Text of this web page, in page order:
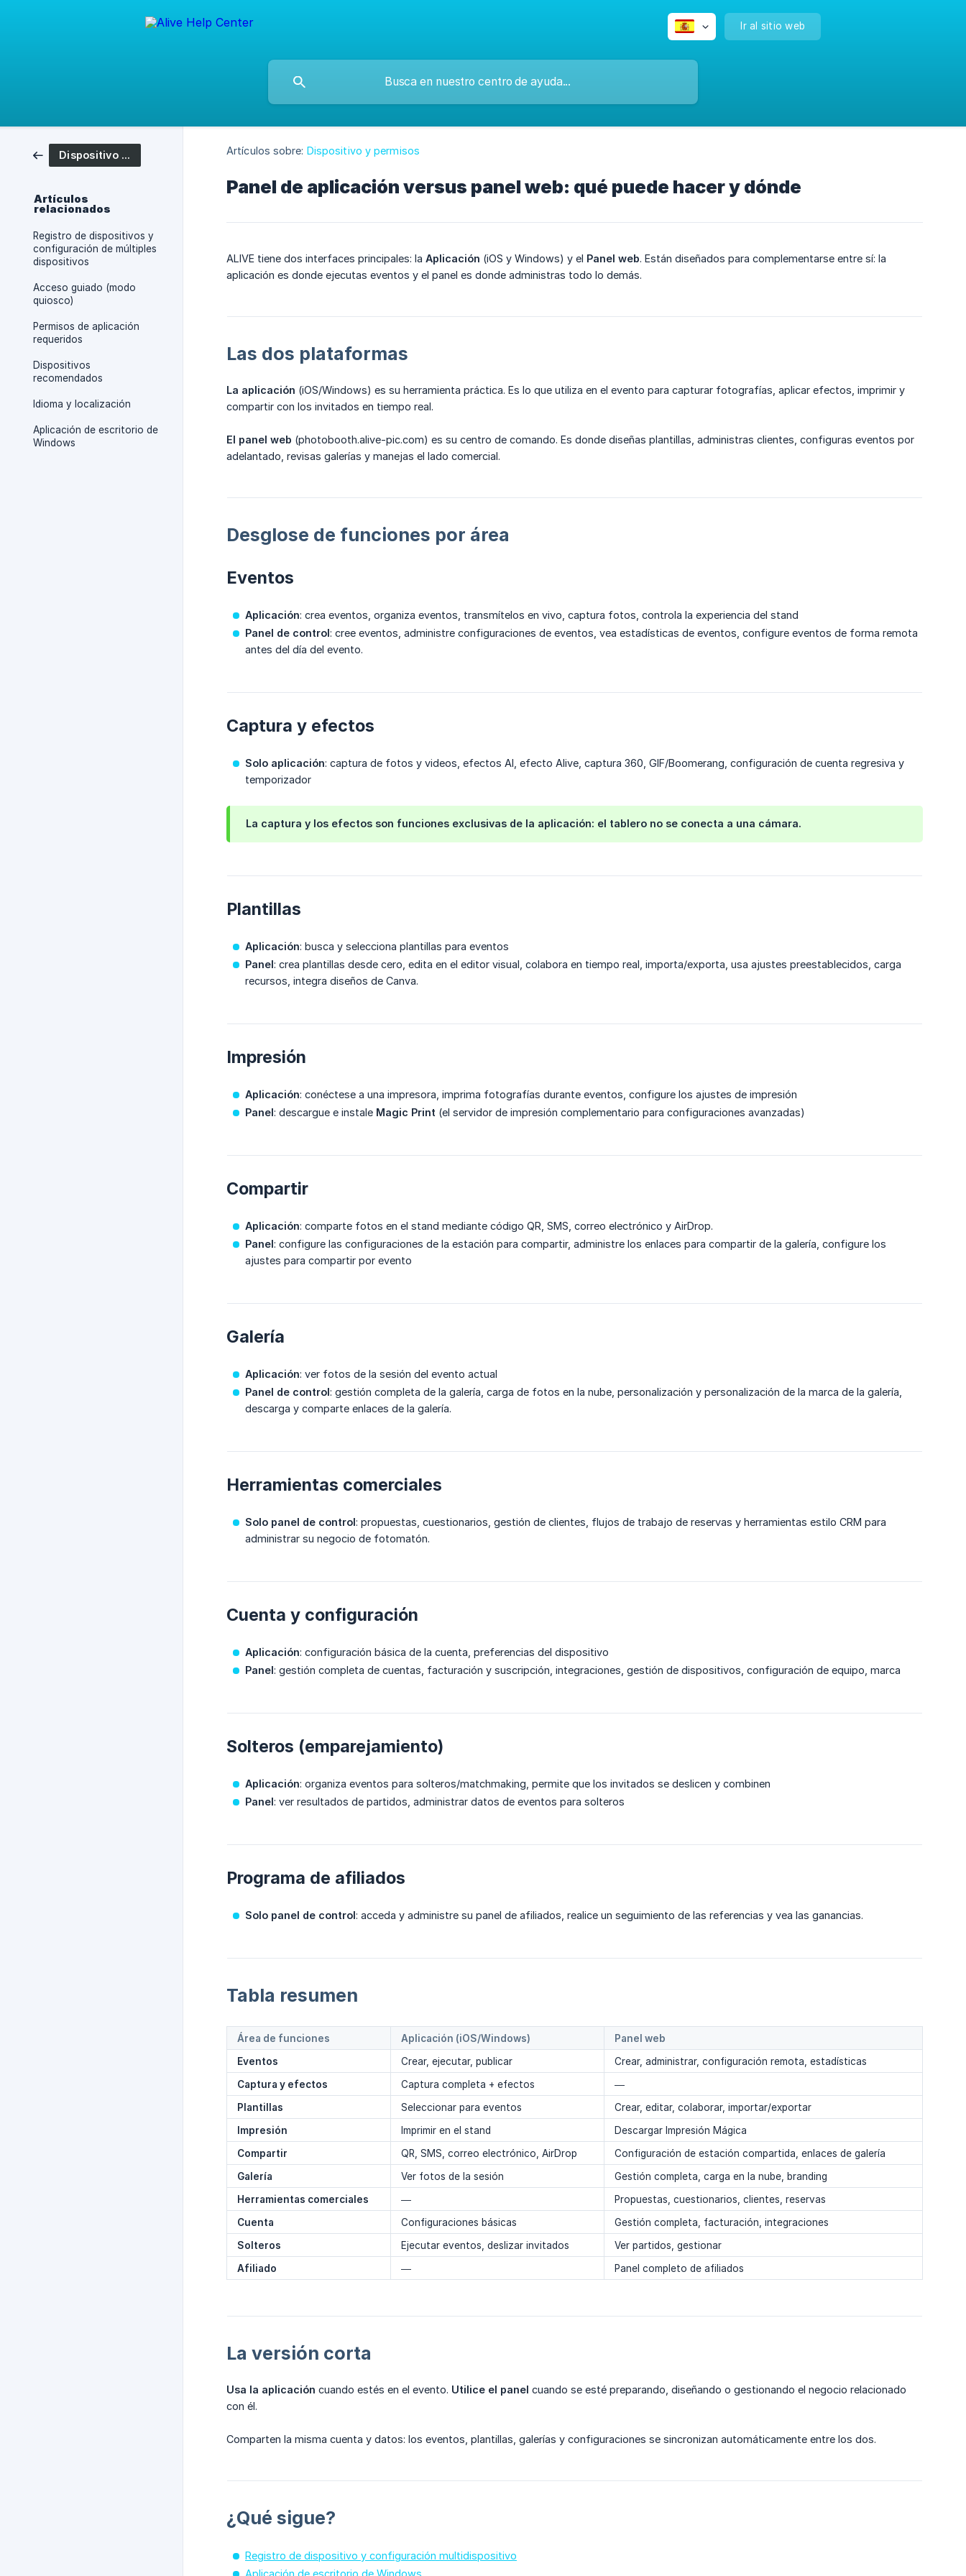
Ir al sitio web
Dispositivo y permisos
Artículos
relacionados
Registro de dispositivos y
configuración de múltiples
dispositivos
Acceso guiado (modo
quiosco)
Permisos de aplicación
requeridos
Dispositivos
recomendados
Idioma y localización
Aplicación de escritorio de
Windows
Artículos sobre: Dispositivo y permisos
Panel de aplicación versus panel web: qué puede hacer y dónde
ALIVE tiene dos interfaces principales: la Aplicación (iOS y Windows) y el Panel web. Están diseñados para complementarse entre sí: la
aplicación es donde ejecutas eventos y el panel es donde administras todo lo demás.
Las dos plataformas
La aplicación (iOS/Windows) es su herramienta práctica. Es lo que utiliza en el evento para capturar fotografías, aplicar efectos, imprimir y
compartir con los invitados en tiempo real.
El panel web (photobooth.alive-pic.com) es su centro de comando. Es donde diseñas plantillas, administras clientes, configuras eventos por
adelantado, revisas galerías y manejas el lado comercial.
Desglose de funciones por área
Eventos
Aplicación: crea eventos, organiza eventos, transmítelos en vivo, captura fotos, controla la experiencia del stand
Panel de control: cree eventos, administre configuraciones de eventos, vea estadísticas de eventos, configure eventos de forma remota
antes del día del evento.
Captura y efectos
Solo aplicación: captura de fotos y videos, efectos AI, efecto Alive, captura 360, GIF/Boomerang, configuración de cuenta regresiva y
temporizador
La captura y los efectos son funciones exclusivas de la aplicación: el tablero no se conecta a una cámara.
Plantillas
Aplicación: busca y selecciona plantillas para eventos
Panel: crea plantillas desde cero, edita en el editor visual, colabora en tiempo real, importa/exporta, usa ajustes preestablecidos, carga
recursos, integra diseños de Canva.
Impresión
Aplicación: conéctese a una impresora, imprima fotografías durante eventos, configure los ajustes de impresión
Panel: descargue e instale Magic Print (el servidor de impresión complementario para configuraciones avanzadas)
Compartir
Aplicación: comparte fotos en el stand mediante código QR, SMS, correo electrónico y AirDrop.
Panel: configure las configuraciones de la estación para compartir, administre los enlaces para compartir de la galería, configure los
ajustes para compartir por evento
Galería
Aplicación: ver fotos de la sesión del evento actual
Panel de control: gestión completa de la galería, carga de fotos en la nube, personalización y personalización de la marca de la galería,
descarga y comparte enlaces de la galería.
Herramientas comerciales
Solo panel de control: propuestas, cuestionarios, gestión de clientes, flujos de trabajo de reservas y herramientas estilo CRM para
administrar su negocio de fotomatón.
Cuenta y configuración
Aplicación: configuración básica de la cuenta, preferencias del dispositivo
Panel: gestión completa de cuentas, facturación y suscripción, integraciones, gestión de dispositivos, configuración de equipo, marca
Solteros (emparejamiento)
Aplicación: organiza eventos para solteros/matchmaking, permite que los invitados se deslicen y combinen
Panel: ver resultados de partidos, administrar datos de eventos para solteros
Programa de afiliados
Solo panel de control: acceda y administre su panel de afiliados, realice un seguimiento de las referencias y vea las ganancias.
Tabla resumen
Área de funciones Aplicación (iOS/Windows)
Panel web
Eventos
Crear, ejecutar, publicar
Crear, administrar, configuración remota, estadísticas
Captura y efectos
Captura completa + efectos
—
Plantillas
Seleccionar para eventos
Crear, editar, colaborar, importar/exportar
Impresión
Imprimir en el stand
Descargar Impresión Mágica
Compartir
QR, SMS, correo electrónico, AirDrop
Configuración de estación compartida, enlaces de galería
Galería
Ver fotos de la sesión
Gestión completa, carga en la nube, branding
Herramientas comerciales
—
Propuestas, cuestionarios, clientes, reservas
Cuenta
Configuraciones básicas
Gestión completa, facturación, integraciones
Solteros
Ejecutar eventos, deslizar invitados
Ver partidos, gestionar
Afiliado
— Panel completo de afiliados
La versión corta
Usa la aplicación cuando estés en el evento. Utilice el panel cuando se esté preparando, diseñando o gestionando el negocio relacionado
con él.
Comparten la misma cuenta y datos: los eventos, plantillas, galerías y configuraciones se sincronizan automáticamente entre los dos.
¿Qué sigue?
Registro de dispositivo y configuración multidispositivo
Aplicación de escritorio de Windows